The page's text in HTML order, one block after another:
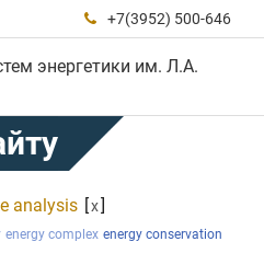
 +7(3952) 500-646
энергетики им. Л.А.
analysis [x]
energy complex energy conservation